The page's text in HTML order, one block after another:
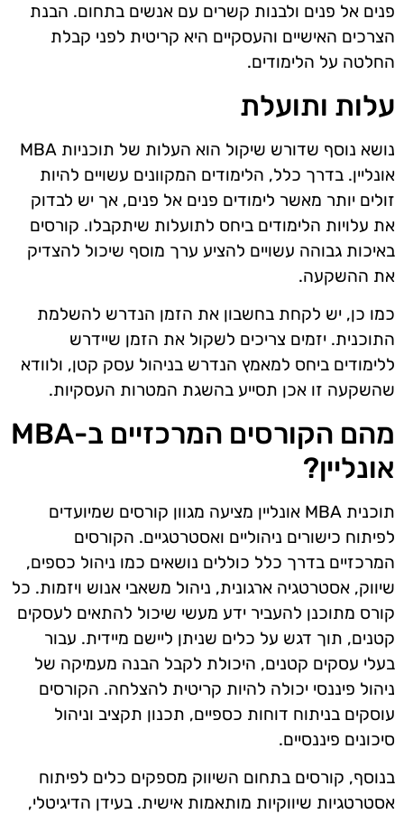
פנים אל פנים ולבנות קשרים עם אנשים בתחום. הבנת
הצרכים האישיים והעסקיים היא קריטית לפני קבלת
החלטה על הלימודים.
עלות ותועלת
נושא נוסף שדורש שיקול הוא העלות של תוכניות MBA
אונליין. בדרך כלל, הלימודים המקוונים עשויים להיות
זולים יותר מאשר לימודים פנים אל פנים, אך יש לבדוק
את עלויות הלימודים ביחס לתועלות שיתקבלו. קורסים
באיכות גבוהה עשויים להציע ערך מוסף שיכול להצדיק
את ההשקעה.
כמו כן, יש לקחת בחשבון את הזמן הנדרש להשלמת
התוכנית. יזמים צריכים לשקול את הזמן שיידרש
ללימודים ביחס למאמץ הנדרש בניהול עסק קטן, ולוודא
שהשקעה זו אכן תסייע בהשגת המטרות העסקיות.
מהם הקורסים המרכזיים ב-MBA
אונליין?
תוכנית MBA אונליין מציעה מגוון קורסים שמיועדים
לפיתוח כישורים ניהוליים ואסטרטגיים. הקורסים
המרכזיים בדרך כלל כוללים נושאים כמו ניהול כספים,
שיווק, אסטרטגיה ארגונית, ניהול משאבי אנוש ויזמות. כל
קורס מתוכנן להעביר ידע מעשי שיכול להתאים לעסקים
קטנים, תוך דגש על כלים שניתן ליישם מיידית. עבור
בעלי עסקים קטנים, היכולת לקבל הבנה מעמיקה של
ניהול פיננסי יכולה להיות קריטית להצלחה. הקורסים
עוסקים בניתוח דוחות כספיים, תכנון תקציב וניהול
סיכונים פיננסיים.
בנוסף, קורסים בתחום השיווק מספקים כלים לפיתוח
אסטרטגיות שיווקיות מותאמות אישית. בעידן הדיגיטלי,